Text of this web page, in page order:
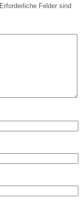
Erforderliche Felder sind